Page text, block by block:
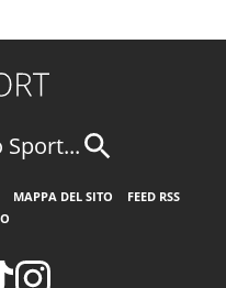
Sport...
MAPPA DEL SITO
FEED RSS